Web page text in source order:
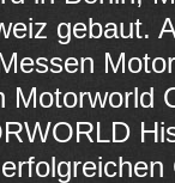
gebaut.
Motorworld